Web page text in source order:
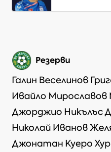
Резерви
Галин Веселинов
Ивайло Мирославов
Джорджио Никълъс
Николай Иванов
Джонатан Куеро